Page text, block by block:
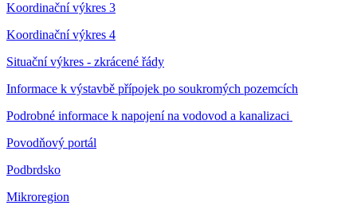
Koordinační výkres 3
Koordinační výkres 4
Situační výkres - zkrácené řády
Informace k výstavbě přípojek po soukromých pozemcích
Podrobné informace k napojení na vodovod a kanalizaci
Povodňový portál
Podbrdsko
Mikroregion